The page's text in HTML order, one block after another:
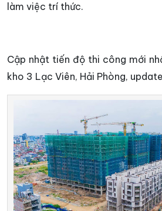
làm việc trí thức.
Cập nhật tiến độ thi công mới
kho 3 Lạc Viên, Hải Phòng,